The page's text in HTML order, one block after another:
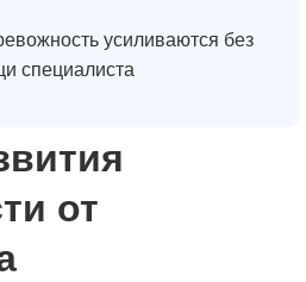
усиливаются без
специалиста
от